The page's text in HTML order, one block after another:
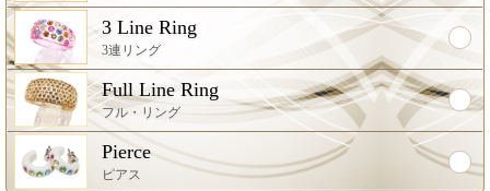
3 Line Ring
3連リング
Full Line Ring
フル・リング
Pierce
ピアス